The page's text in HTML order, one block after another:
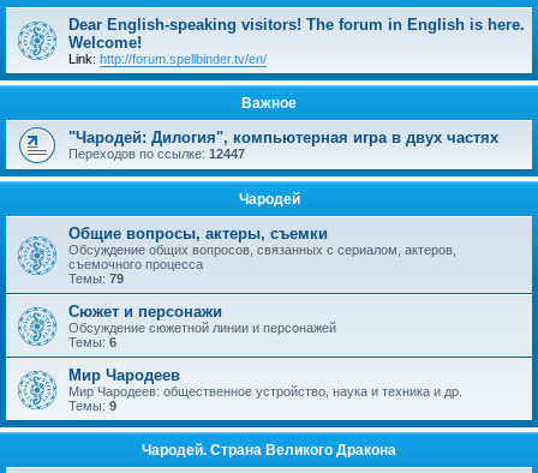
с
Dear English-speaking visitors! The forum in English is here.
Welcome!
Link: http://forum.spellbinder.tv/en/
Важное
"Чародей: Дилогия", компьютерная игра в двух частях
Переходов по ссылке: 12447
Чародей
Общие вопросы, актеры, съемки
Обсуждение общих вопросов, связанных с сериалом, актеров,
съемочного процесса
Темы: 79
Сюжет и персонажи
Обсуждение сюжетной линии и персонажей
Темы: 6
Мир Чародеев
Мир Чародеев: общественное устройство, наука и техника и др.
Темы: 9
Чародей. Страна Великого Дракона